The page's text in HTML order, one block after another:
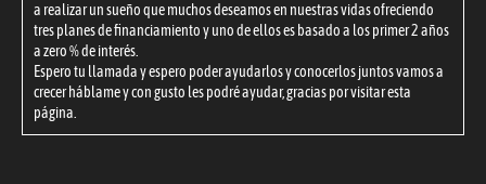
a realizar un sueño que muchos deseamos en nuestras vidas ofreciendo
tres planes de financiamiento y uno de ellos es basado a los primer 2 años
a zero % de interés.
Espero tu llamada y espero poder ayudarlos y conocerlos juntos vamos a
crecer háblame y con gusto les podré ayudar, gracias por visitar esta
página.